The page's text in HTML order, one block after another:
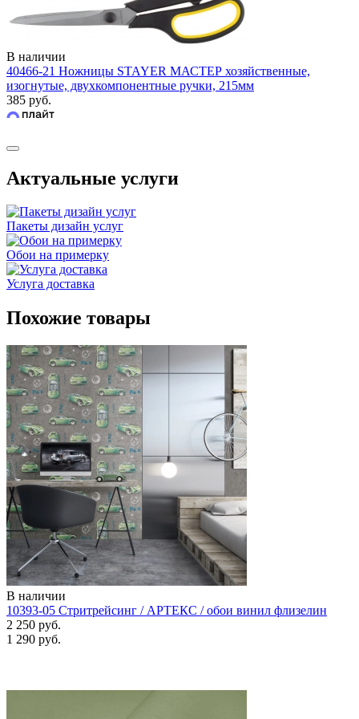
В наличии
40466-21 Ножницы STAYER МАСТЕР хозяйственные,
изогнутые, двухкомпонентные ручки, 215мм
385 руб.
Актуальные услуги
Пакеты дизайн услуг
Обои на примерку
Услуга доставка
Похожие товары
В наличии
10393-05 Стритрейсинг / АРТЕКС / обои винил флизелин
2 250 руб.
1 290 руб.